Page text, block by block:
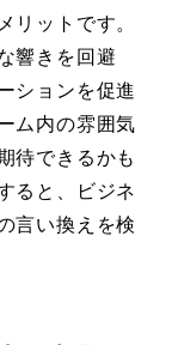
リットです。
響きを回避
ションを促進
ム内の雰囲気
待できるかも
ると、ビジネ
言い換えを検